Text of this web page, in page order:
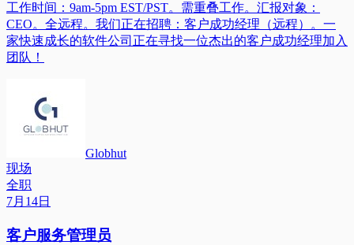
工作时间：9am-5pm EST/PST。需重叠工作。汇报对象：
CEO。全远程。我们正在招聘：客户成功经理（远程）。一
家快速成长的软件公司正在寻找一位杰出的客户成功经理加入
团队！
Globhut
现场
全职
7月14日
客户服务管理员